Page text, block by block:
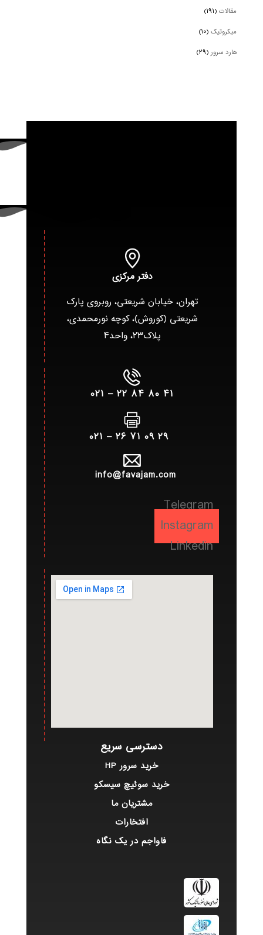
مقالات(۱۹۱)
میکروتیک(۱۰)
هارد سرور(۲۹)
دفتر مرکزی
تهران، خیابان شریعتی، روبروی پارک
شریعتی (کوروش)، کوچه نورمحمدی،
پلاک۲۳، واحد۴
۴۱ ۸۰ ۸۴ ۲۲ – ۰۲۱
۲۹ ۰۹ ۷۱ ۲۶ – ۰۲۱
info@favajam.com
Telegram
Instagram
Linkedin
دسترسی سریع
خرید سرور HP
خرید سوئیچ سیسکو
مشتریان ما
افتخارات
فاواجم در یک نگاه